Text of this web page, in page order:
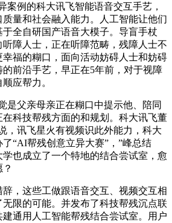
案例的科大讯飞智能语音交互手艺，
量和社会融入能力。人工智能让他们
全自研国产语音大模子。导盲手杖
障人士，正在听障范畴，残障人士不
福的糊口，面向活动妨碍人士和妨碍
前沿手艺，早正在5年前，对于视障
应帮力。
父亲母亲正在糊口中提示他、陪同
科技帮残方面的和规划。科大讯飞董
，讯飞星火有视频识此外能力，科大
“AI帮残创意立异大赛”，”峰总结
也成立了一个特地的结合尝试室，愈
这些工做跟语音交互、视频交互相
限的可能。并发布了科技帮残沉点联
通用人工智能帮残结合尝试室。用户